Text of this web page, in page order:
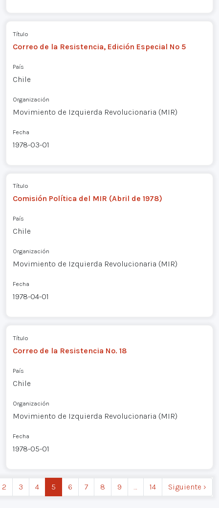
Título
Correo de la Resistencia, Edición Especial Nº 5
País
Chile
Organización
Movimiento de Izquierda Revolucionaria (MIR)
Fecha
1978-03-01
Título
Comisión Política del MIR (Abril de 1978)
País
Chile
Organización
Movimiento de Izquierda Revolucionaria (MIR)
Fecha
1978-04-01
Título
Correo de la Resistencia No. 18
País
Chile
Organización
Movimiento de Izquierda Revolucionaria (MIR)
Fecha
1978-05-01
2 3 4 5 6 7 8 9 … 14 Siguiente ›